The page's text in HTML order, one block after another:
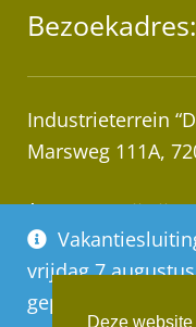
vrijdag 7
geplaatst worden,
Bezoekadres:
Industrieterrein
Marsweg 111A,
* Let op! Wij zijn
Afhalen van
Deze